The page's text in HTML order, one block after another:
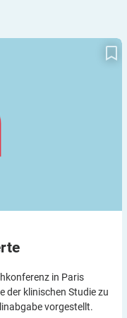
in Paris
der klinischen Studie zu
vorgestellt.